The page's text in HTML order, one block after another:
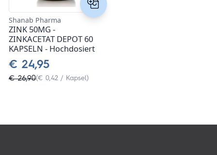
Shanab Pharma
ZINK 50MG -
ZINKACETAT DEPOT 60
KAPSELN - Hochdosiert
€ 24,95
€ 26,90(€ 0,42 / Kapsel)